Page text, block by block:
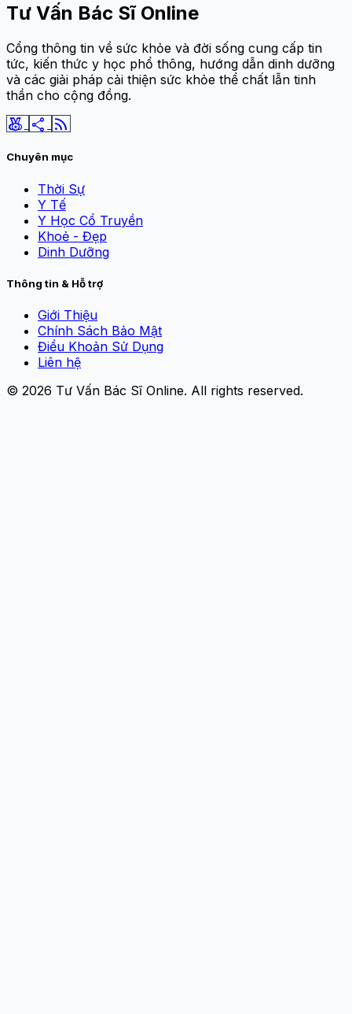
Tư Vấn Bác Sĩ Online
Cổng thông tin về sức khỏe và đời sống cung cấp tin
tức, kiến thức y học phổ thông, hướng dẫn dinh dưỡng
và các giải pháp cải thiện sức khỏe thể chất lẫn tinh
thần cho cộng đồng.
social_leaderboard share rss_feed
Chuyên mục
Thời Sự
Y Tế
Y Học Cổ Truyền
Khoẻ - Đẹp
Dinh Dưỡng
Thông tin & Hỗ trợ
Giới Thiệu
Chính Sách Bảo Mật
Điều Khoản Sử Dụng
Liên hệ
© 2026 Tư Vấn Bác Sĩ Online. All rights reserved.